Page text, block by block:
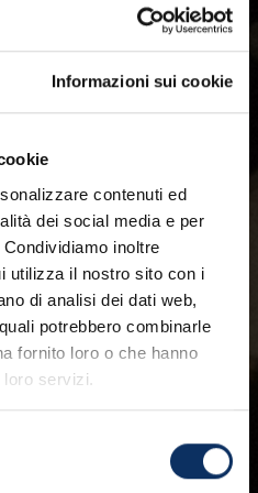
Informazioni sui cookie
contenuti ed
dei social media e per
inoltre
utilizza il nostro sito con i
di analisi dei dati web,
potrebbero combinarle
fornito loro o che hanno
servizi.